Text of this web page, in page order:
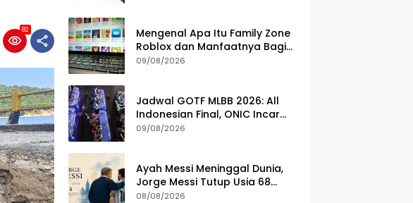
82
Mengenal Apa Itu Family Zone
Roblox dan Manfaatnya Bagi
Orang Tua
09/08/2026
Jadwal GOTF MLBB 2026: All
Indonesian Final, ONIC Incar
Status Juara Bertahan
09/08/2026
Ayah Messi Meninggal Dunia,
Jorge Messi Tutup Usia 68
Tahun di Rosario
08/08/2026